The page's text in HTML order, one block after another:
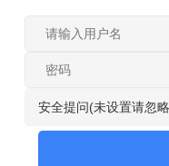
安全提问(未设置请忽